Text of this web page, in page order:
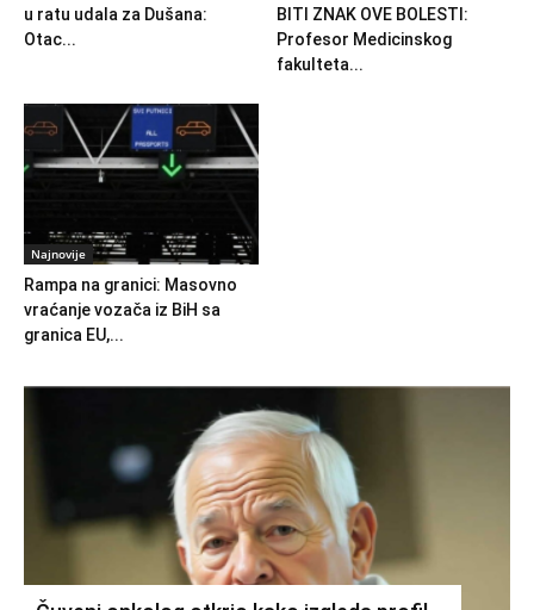
u ratu udala za Dušana:
Otac...
BITI ZNAK OVE BOLESTI:
Profesor Medicinskog
fakulteta...
Najnovije
Rampa na granici: Masovno
vraćanje vozača iz BiH sa
granica EU,...